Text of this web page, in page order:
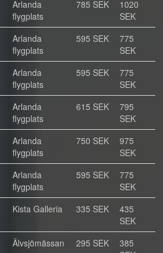
Arlanda
flygplats
785 SEK
1020
SEK
Arlanda
flygplats
595 SEK
775
SEK
Arlanda
flygplats
595 SEK
775
SEK
Arlanda
flygplats
615 SEK
795
SEK
Arlanda
flygplats
750 SEK
975
SEK
Arlanda
flygplats
595 SEK
775
SEK
Kista Galleria 335 SEK
435
SEK
Älvsjömässan 295 SEK
385